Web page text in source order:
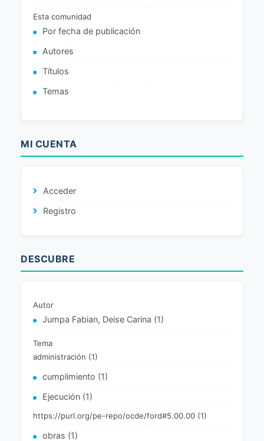
Esta comunidad
Por fecha de publicación
Autores
Títulos
Temas
MI CUENTA
Acceder
Registro
DESCUBRE
Autor
Jumpa Fabian, Deise Carina (1)
Tema
administración (1)
cumplimiento (1)
Ejecución (1)
https://purl.org/pe-repo/ocde/ford#5.00.00 (1)
obras (1)